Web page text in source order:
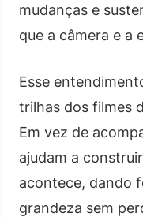
mudanças e
que a câmera e a
Esse
trilhas dos filmes
Em vez de
ajudam a
acontece, dando
grandeza sem